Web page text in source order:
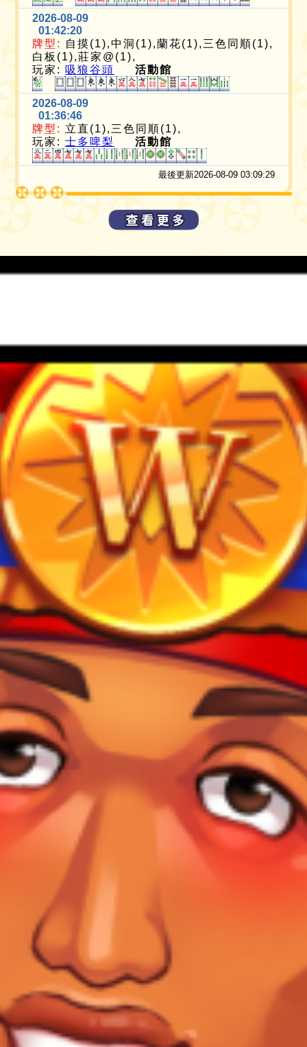
2026-08-09
01:42:20
牌型:
自摸(1),中洞(1),蘭花(1),三色同順(1),
白板(1),莊家@(1),
玩家: 吸狼谷頭 活動館
2026-08-09
01:36:46
牌型: 立直(1),三色同順(1),
玩家:士多啤梨 活動館
最後更新2026-08-09 03:09:29